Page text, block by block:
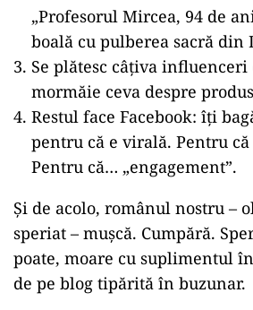
„Profesorul Mircea, 94 de
boală cu pulberea sacră din
Se plătesc câțiva influenceri
mormăie ceva despre
Restul face Facebook: îți
pentru că e virală. Pentru
Pentru că… „engagement”.
Și de acolo, românul nostru –
speriat – mușcă. Cumpără.
poate, moare cu suplimentul
de pe blog tipărită în buzunar.